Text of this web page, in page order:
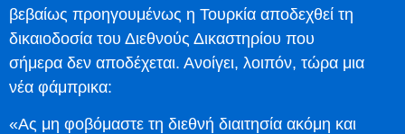
βεβαίως προηγουμένως η Τουρκία αποδεχθεί τη
δικαιοδοσία του Διεθνούς Δικαστηρίου που
σήμερα δεν αποδέχεται. Ανοίγει, λοιπόν, τώρα μια
νέα φάμπρικα:
«Ας μη φοβόμαστε τη διεθνή διαιτησία ακόμη και